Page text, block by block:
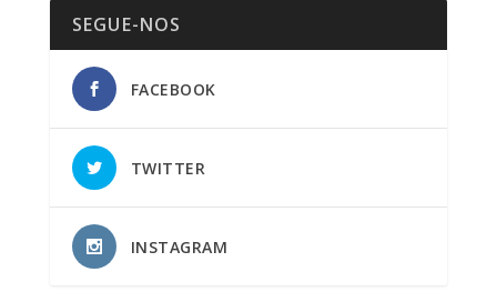
SEGUE-NOS
FACEBOOK
TWITTER
INSTAGRAM